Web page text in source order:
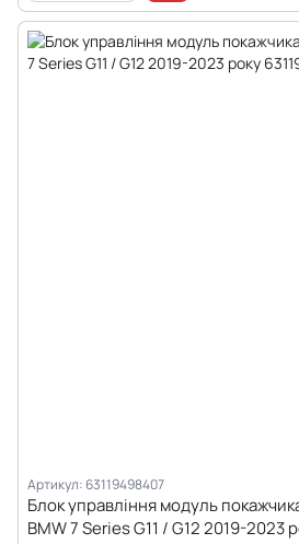
Артикул: 63119498407
Блок управління модуль
BMW 7 Series G11 / G12 2019-2023